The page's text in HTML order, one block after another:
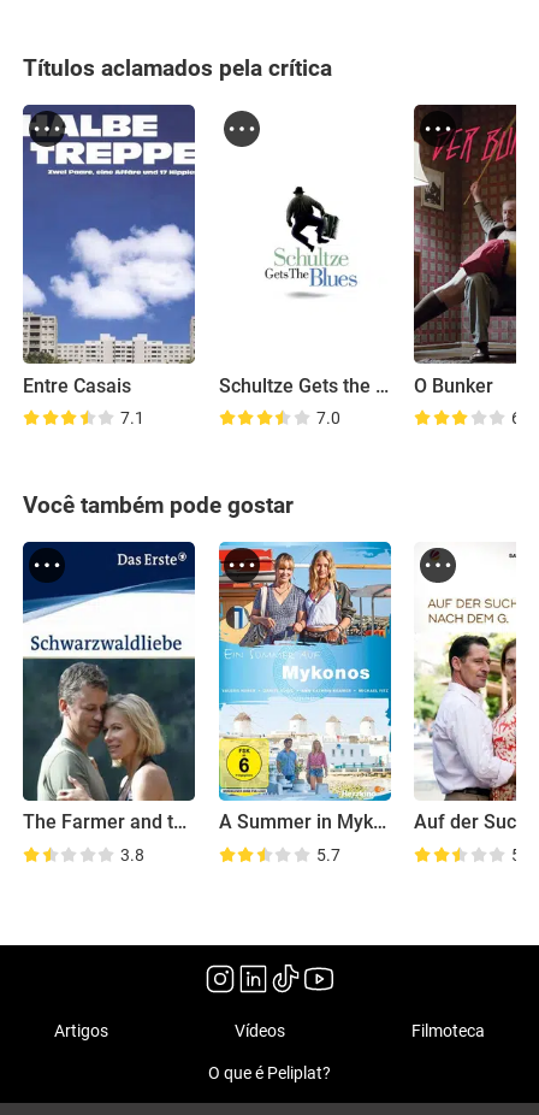
Títulos aclamados pela crítica
Entre Casais
7.1
Schultze Gets the Blues
7.0
O Bunker
6.1
Você também pode gostar
The Farmer and the Stewardess
3.8
A Summer in Mykonos
5.7 5.2
Artigos Vídeos Filmoteca
O que é Peliplat?